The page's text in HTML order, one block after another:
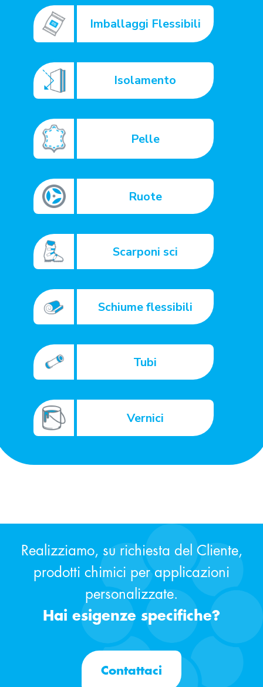
Imballaggi Flessibili
Isolamento
Pelle
Ruote
Scarponi sci
Schiume flessibili
Tubi
Vernici
Realizziamo, su richiesta del Cliente,
prodotti chimici per applicazioni
personalizzate.
Hai esigenze specifiche?
Contattaci